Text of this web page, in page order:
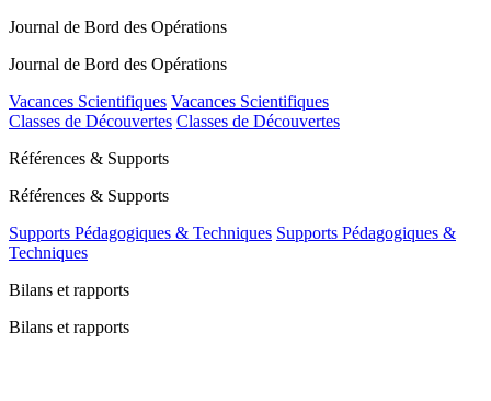
Journal de Bord des Opérations
Journal de Bord des Opérations
Vacances Scientifiques Vacances Scientifiques
Classes de Découvertes Classes de Découvertes
Références & Supports
Références & Supports
Supports Pédagogiques & Techniques Supports Pédagogiques &
Techniques
Bilans et rapports
Bilans et rapports